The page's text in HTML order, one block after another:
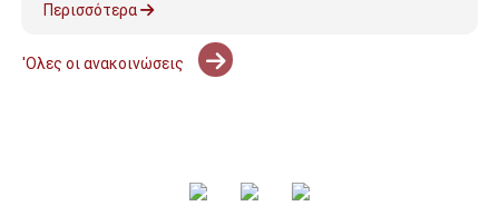
Περισσότερα
'Ολες οι ανακοινώσεις